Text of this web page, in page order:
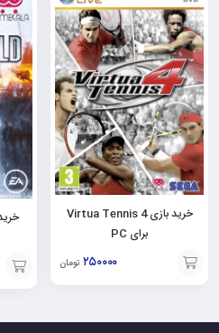
خرید بازی Virtua Tennis 4
برای PC
۲۵۰۰۰۰ تومان
افزودن
به
به